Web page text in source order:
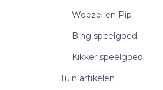
Woezel en Pip
Bing speelgoed
Kikker speelgoed
Tuin artikelen